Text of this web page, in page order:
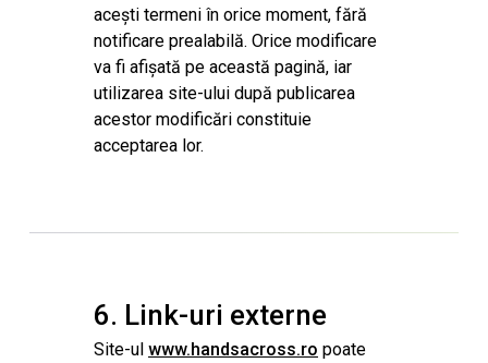
acești termeni în orice moment, fără
notificare prealabilă. Orice modificare
va fi afișată pe această pagină, iar
utilizarea site-ului după publicarea
acestor modificări constituie
acceptarea lor.
6. Link-uri externe
Site-ul www.handsacross.ro poate